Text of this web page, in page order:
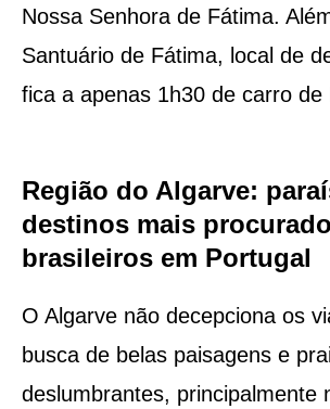
Nossa Senhora de Fátima.
Santuário de Fátima, local de
fica a apenas 1h30 de carro de
Região do Algarve:
destinos mais
brasileiros em Portugal
O Algarve não decepciona os
busca de belas paisagens e
deslumbrantes, principalmente